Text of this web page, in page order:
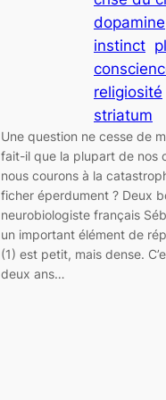
dopamine
instinct
religiosité
striatum
Une question ne cesse de
fait-il que la plupart de nos
nous courons à la
ficher éperdument ? Deux
neurobiologiste français
un important élément de
(1) est petit, mais dense.
deux ans…